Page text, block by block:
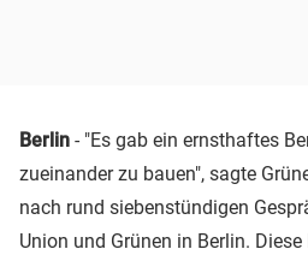
Berlin - "Es gab ein ernsthaftes
zueinander zu bauen", sagte
nach rund siebenstündigen
Union und Grünen in Berlin.